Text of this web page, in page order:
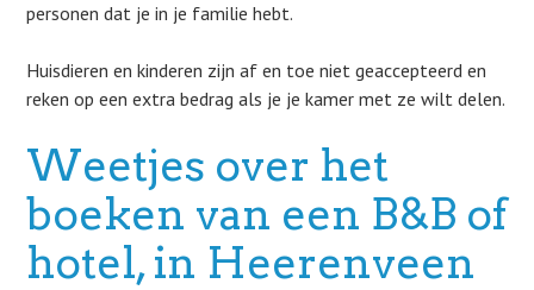
personen dat je in je familie hebt.
Huisdieren en kinderen zijn af en toe niet geaccepteerd en
reken op een extra bedrag als je je kamer met ze wilt delen.
Weetjes over het
boeken van een B&B of
hotel, in Heerenveen